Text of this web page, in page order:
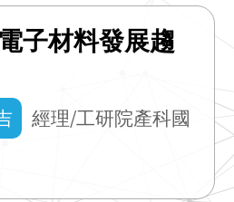
子材料發展趨
經理/工研院產科國